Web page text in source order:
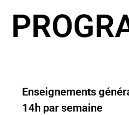
Enseignements
14h par semaine